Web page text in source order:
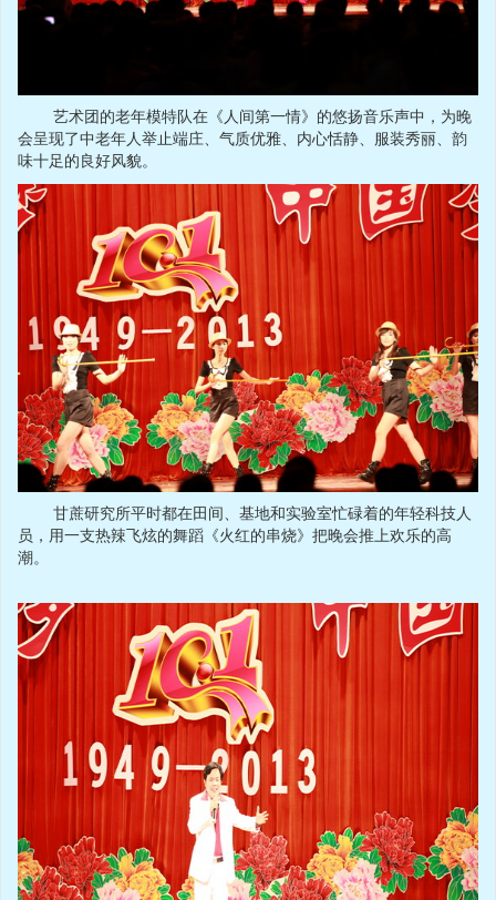
艺术团的老年模特队在《人间第一情》的悠扬音乐声中，为晚
会呈现了中老年人举止端庄、气质优雅、内心恬静、服装秀丽、韵
味十足的良好风貌。
甘蔗研究所平时都在田间、基地和实验室忙碌着的年轻科技人
员，用一支热辣飞炫的舞蹈《火红的串烧》把晚会推上欢乐的高
潮。